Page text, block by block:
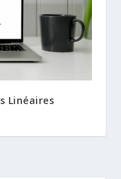
Linéaires